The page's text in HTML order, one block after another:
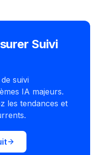
Suivi
suivi
IA majeurs.
les tendances et